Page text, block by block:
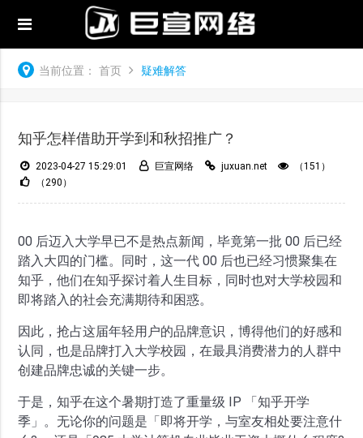
当前位置： 首页 疑难解答
知乎怎样借助开学到和秋招推广？
2023-04-27 15:29:01 巨宣网络 juxuan.net
（151）
（290）
00 后迈入大学早已不是热点新闻，毕竟第一批 00 后已经
踏入大四的门槛。同时，这一代 00 后也已经习惯聚集在
知乎，他们在知乎探讨着人生目标，同时也对大学校园和
即将踏入的社会充满期待和困惑。
因此，抢占这届年轻用户的品牌意识，博得他们的好感和
认同，也是品牌打入大学校园，在最具消费潜力的人群中
创建品牌忠诚的关键一步。
于是，知乎在这个暑期打造了重量级 IP 「知乎开学
季」。无论你的问题是「即将开学，与室友相处要注意什